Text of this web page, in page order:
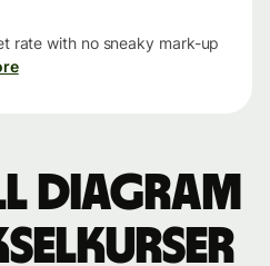
rate with no sneaky mark-up
Diagram